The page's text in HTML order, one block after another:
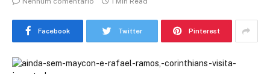
Facebook Twitter Pinterest